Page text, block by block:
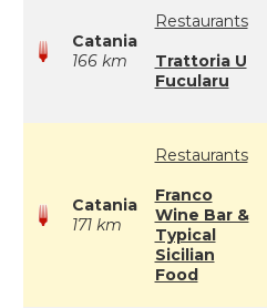
Catania
166 km
Restaurants
Trattoria U
Fucularu
Catania
171 km
Restaurants
Franco
Wine Bar &
Typical
Sicilian
Food